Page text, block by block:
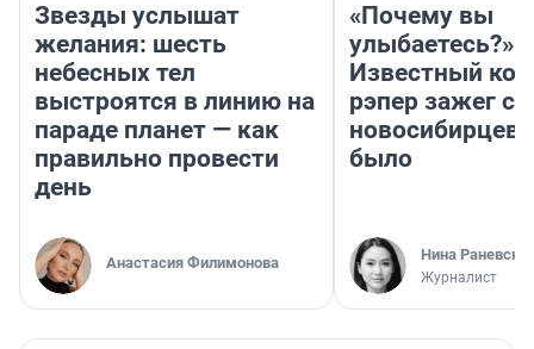
Звезды услышат
желания: шесть
небесных тел
выстроятся в линию на
параде планет — как
правильно провести
день
Анастасия Филимонова
«Почему вы
улыбаетесь?»
Известный
рэпер зажег с
новосибирцев:
было
Нина
Журналист